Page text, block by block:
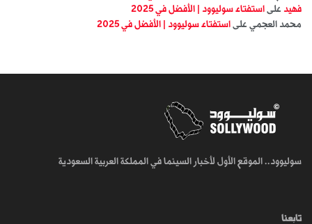
فهيد على استفتاء سوليوود | الأفضل في 2025
محمد العجمي على استفتاء سوليوود | الأفضل في 2025
سوليوود.. الموقع الأول لأخبار السينما في المملكة العربية السعودية
تابعنا